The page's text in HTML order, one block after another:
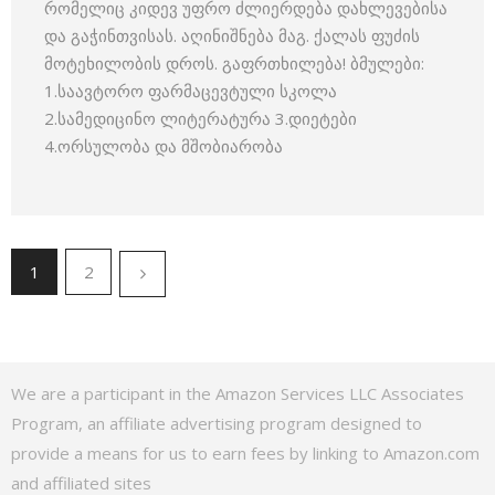
რომელიც კიდევ უფრო ძლიერდება დახლევებისა
და გაჭინთვისას. აღინიშნება მაგ. ქალას ფუძის
მოტეხილობის დროს. გაფრთხილება! ბმულები:
1.საავტორო ფარმაცევტული სკოლა
2.სამედიცინო ლიტერატურა 3.დიეტები
4.ორსულობა და მშობიარობა
1 2
We are a participant in the Amazon Services LLC Associates
Program, an affiliate advertising program designed to
provide a means for us to earn fees by linking to Amazon.com
and affiliated sites